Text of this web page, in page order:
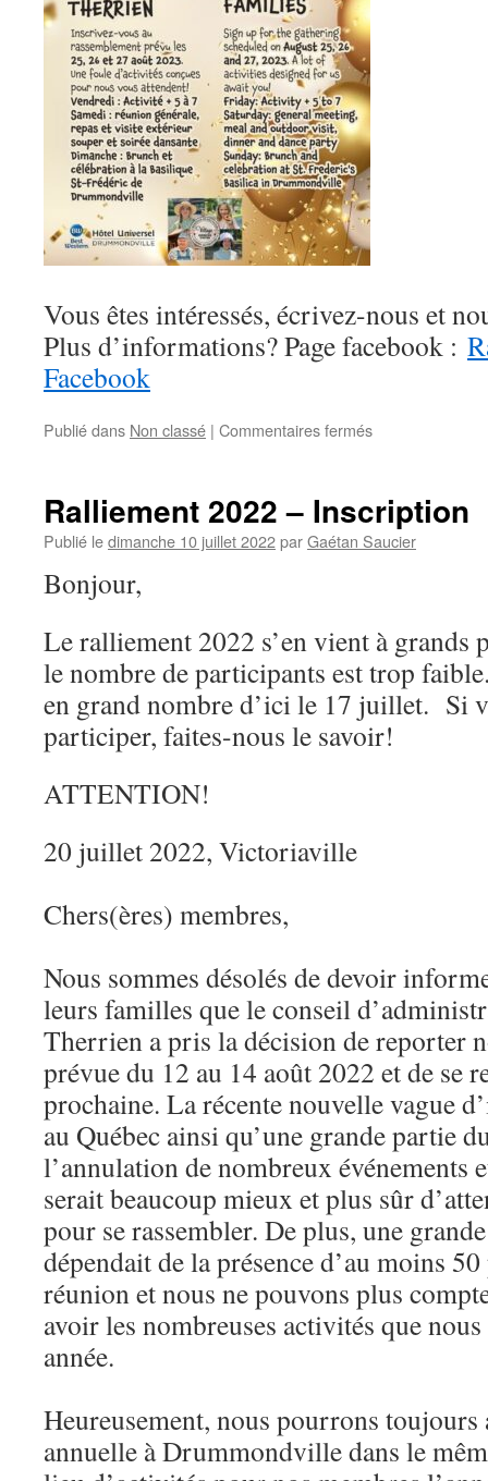
Vous êtes intéressés, écrivez-nous et
Plus d’informations? Page facebook :
Facebook
Publié dans Non classé | Commentaires ferméssur
Ralliement 2022 – Inscription
Publié ledimanche 10 juillet 2022parGaétan Saucier
Bonjour,
Le ralliement 2022 s’en vient à grands
le nombre de participants est trop
en grand nombre d’ici le 17 juillet. Si
participer, faites-nous le savoir!
ATTENTION!
20 juillet 2022, Victoriaville
Chers(ères) membres,
Nous sommes désolés de devoir
leurs familles que le conseil
Therrien a pris la décision de reporter
prévue du 12 au 14 août 2022 et de se
prochaine. La récente nouvelle vague
au Québec ainsi qu’une grande partie
l’annulation de nombreux événements
serait beaucoup mieux et plus sûr
pour se rassembler. De plus, une
dépendait de la présence d’au moins
réunion et nous ne pouvons plus
avoir les nombreuses activités que
année.
Heureusement, nous pourrons
annuelle à Drummondville dans le